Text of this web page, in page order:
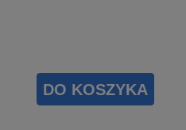
DO KOSZYKA